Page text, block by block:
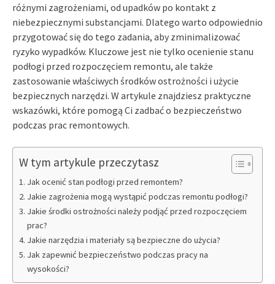
różnymi zagrożeniami, od upadków po kontakt z
niebezpiecznymi substancjami. Dlatego warto odpowiednio
przygotować się do tego zadania, aby zminimalizować
ryzyko wypadków. Kluczowe jest nie tylko ocenienie stanu
podłogi przed rozpoczęciem remontu, ale także
zastosowanie właściwych środków ostrożności i użycie
bezpiecznych narzędzi. W artykule znajdziesz praktyczne
wskazówki, które pomogą Ci zadbać o bezpieczeństwo
podczas prac remontowych.
W tym artykule przeczytasz
Jak ocenić stan podłogi przed remontem?
Jakie zagrożenia mogą wystąpić podczas remontu podłogi?
Jakie środki ostrożności należy podjąć przed rozpoczęciem
prac?
Jakie narzędzia i materiały są bezpieczne do użycia?
Jak zapewnić bezpieczeństwo podczas pracy na
wysokości?